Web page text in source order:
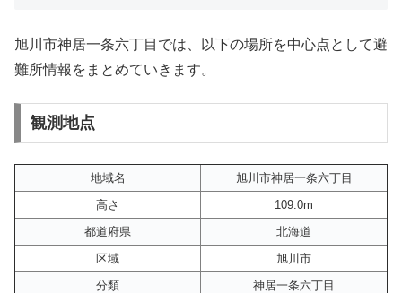
旭川市神居一条六丁目では、以下の場所を中心点として避
難所情報をまとめていきます。
観測地点
地域名
旭川市神居一条六丁目
高さ
109.0m
都道府県
北海道
区域
旭川市
分類
神居一条六丁目